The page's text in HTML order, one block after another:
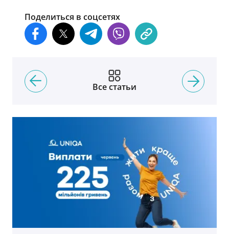
Поделиться в соцсетях
Все статьи